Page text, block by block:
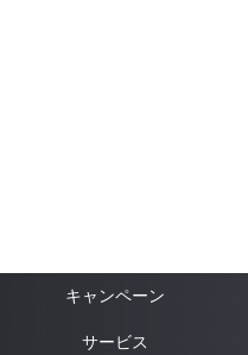
キャンペーン
サービス